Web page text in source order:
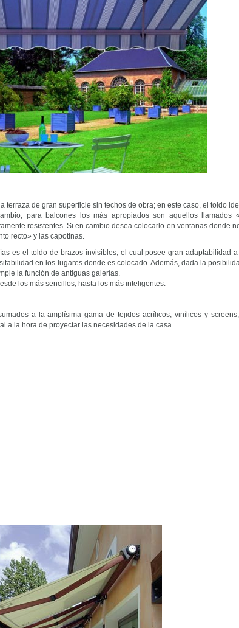
terraza de gran superficie sin techos de obra; en este caso, el toldo
para balcones los más apropiados son aquellos llamados
resistentes. Si en cambio desea colocarlo en ventanas donde
recto» y las capotinas.
es el toldo de brazos invisibles, el cual posee gran adaptabilidad
en los lugares donde es colocado. Además, dada la
la función de antiguas galerías.
los más sencillos, hasta los más inteligentes.
a la amplísima gama de tejidos acrílicos, vinílicos y
a la hora de proyectar las necesidades de la casa.